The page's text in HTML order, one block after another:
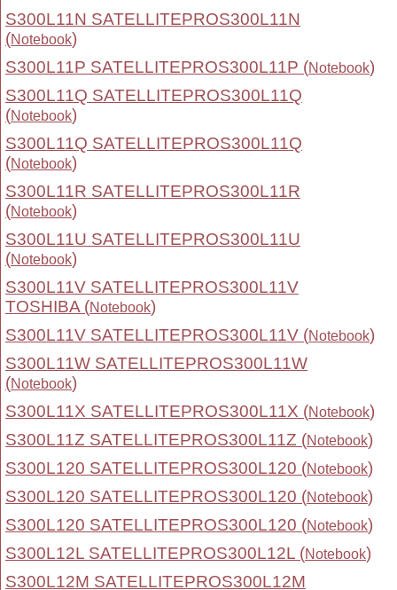
S300L11N SATELLITEPROS300L11N
(Notebook)
S300L11P SATELLITEPROS300L11P (Notebook)
S300L11Q SATELLITEPROS300L11Q
(Notebook)
S300L11Q SATELLITEPROS300L11Q
(Notebook)
S300L11R SATELLITEPROS300L11R
(Notebook)
S300L11U SATELLITEPROS300L11U
(Notebook)
S300L11V SATELLITEPROS300L11V
TOSHIBA (Notebook)
S300L11V SATELLITEPROS300L11V (Notebook)
S300L11W SATELLITEPROS300L11W
(Notebook)
S300L11X SATELLITEPROS300L11X (Notebook)
S300L11Z SATELLITEPROS300L11Z (Notebook)
S300L120 SATELLITEPROS300L120 (Notebook)
S300L120 SATELLITEPROS300L120 (Notebook)
S300L120 SATELLITEPROS300L120 (Notebook)
S300L12L SATELLITEPROS300L12L (Notebook)
S300L12M SATELLITEPROS300L12M